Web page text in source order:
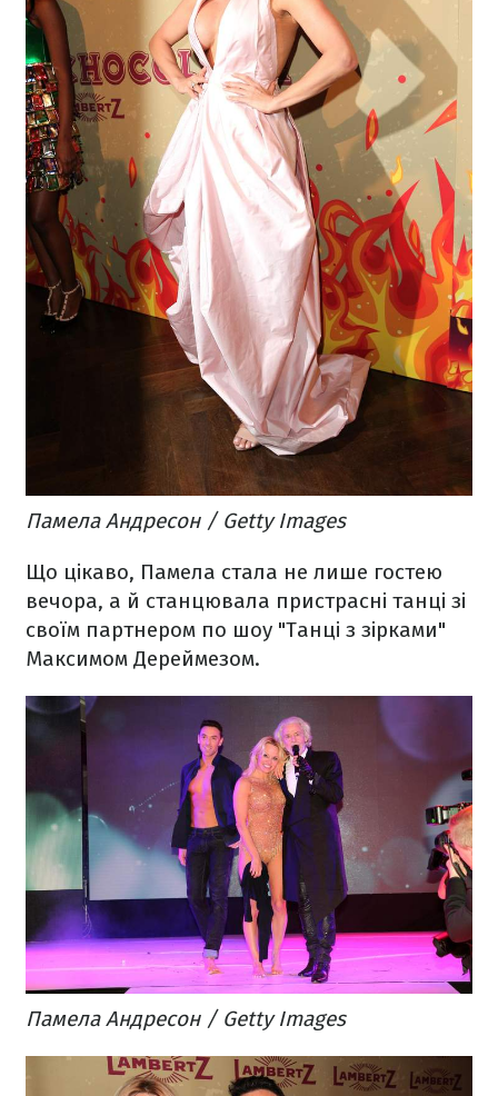
Памела Андресон / Getty Images
Що цікаво, Памела стала не лише гостею
вечора, а й станцювала пристрасні танці зі
своїм партнером по шоу "Танці з зірками"
Максимом Дереймезом.
Памела Андресон / Getty Images